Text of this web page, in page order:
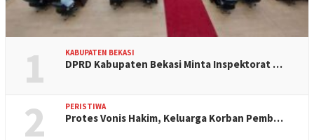
1 KABUPATEN BEKASI
DPRD Kabupaten Bekasi Minta Inspektorat …
2 PERISTIWA
Protes Vonis Hakim, Keluarga Korban Pemb…